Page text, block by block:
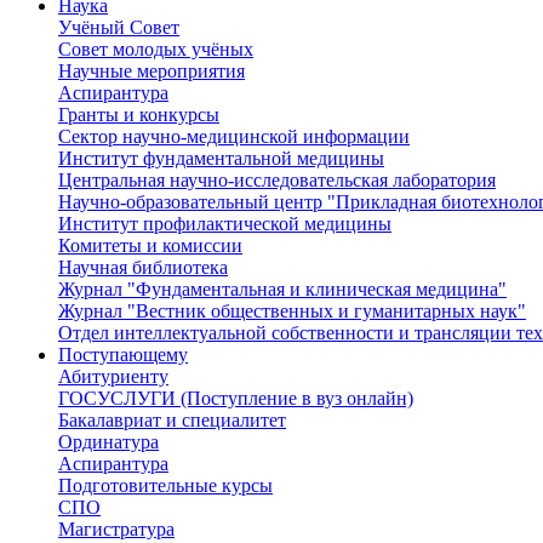
Наука
Учёный Cовет
Совет молодых учёных
Научные мероприятия
Аспирантура
Гранты и конкурсы
Сектор научно-медицинской информации
Институт фундаментальной медицины
Центральная научно-исследовательская лаборатория
Научно-образовательный центр "Прикладная
Институт профилактической медицины
Комитеты и комиссии
Научная библиотека
Журнал "Фундаментальная и клиническая медицина"
Журнал "Вестник общественных и гуманитарных наук"
Отдел интеллектуальной собственности и трансляции
Поступающему
Абитуриенту
ГОСУСЛУГИ (Поступление в вуз онлайн)
Бакалавриат и специалитет
Ординатура
Аспирантура
Подготовительные курсы
СПО
Магистратура